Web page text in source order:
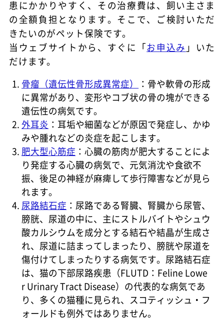
患にかかりやすく、その治療費は、飼い主さま
の全額負担となります。そこで、ご検討いただ
きたいのがペット保険です。
当ウェブサイトから、すぐに「お申込み 」いた
だけます。
骨瘤（遺伝性骨形成異常症）
：骨や軟骨の形成
に異常があり、変形やコブ状の骨の塊ができる
遺伝性の病気です。
外耳炎 ：耳垢や細菌などが原因で発症し、かゆ
みや腫れなどの炎症を起こします。
肥大型心筋症 ：心臓の筋肉が肥大することによ
り発症する心臓の病気で、元気消沈や食欲不
振、後足の神経が麻痺して歩行障害などが見ら
れます。
尿路結石症 ：尿路である腎臓、腎臓から尿管、
膀胱、尿道の中に、主にストルバイトやシュウ
酸カルシウムを成分とする結石や結晶が生成さ
れ、尿道に詰まってしまったり、膀胱や尿道を
傷付けてしまったりする病気です。尿路結石症
は、猫の下部尿路疾患（FLUTD：Feline Lowe
r Urinary Tract Disease）の代表的な病気であ
り、多くの猫種に見られ、スコティッシュ・フ
ォールドも例外ではありません。